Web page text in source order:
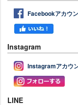
Facebookアカウ
Instagram
Instagramアカウ
LINE